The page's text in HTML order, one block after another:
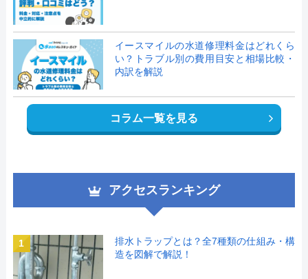
イースマイルの水道修理料金はどれくら
い？トラブル別の費用目安と相場比較・
内訳を解説
コラム一覧を見る
アクセスランキング
1
排水トラップとは？全7種類の仕組み・構
造を図解で解説！